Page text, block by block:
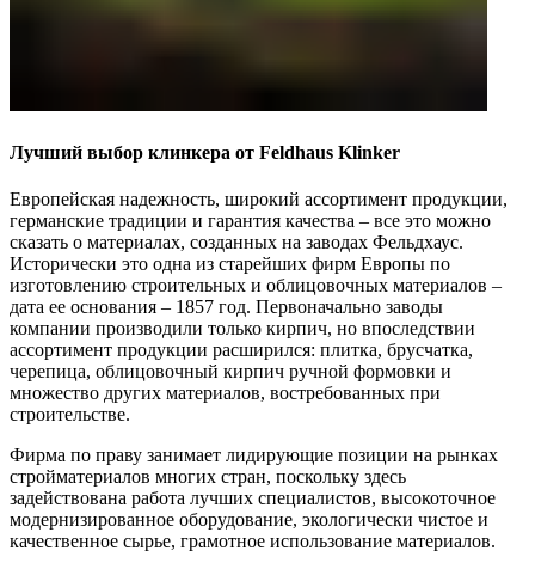
Лучший выбор клинкера от Feldhaus Klinker
Европейская надежность, широкий ассортимент продукции,
германские традиции и гарантия качества – все это можно
сказать о материалах, созданных на заводах Фельдхаус.
Исторически это одна из старейших фирм Европы по
изготовлению строительных и облицовочных материалов –
дата ее основания – 1857 год. Первоначально заводы
компании производили только кирпич, но впоследствии
ассортимент продукции расширился: плитка, брусчатка,
черепица, облицовочный кирпич ручной формовки и
множество других материалов, востребованных при
строительстве.
Фирма по праву занимает лидирующие позиции на рынках
стройматериалов многих стран, поскольку здесь
задействована работа лучших специалистов, высокоточное
модернизированное оборудование, экологически чистое и
качественное сырье, грамотное использование материалов.